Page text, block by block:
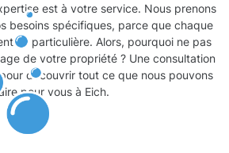
est à votre service. Nous prenons
besoins spécifiques, parce que chaque
particulière. Alors, pourquoi ne pas
de votre propriété ? Une consultation
découvrir tout ce que nous pouvons
pour vous à Eich.